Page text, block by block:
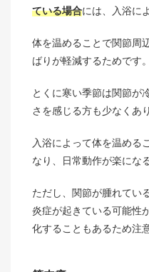
ている場合には、入浴に
体を温めることで関節周
ばりが軽減するためです。
とくに寒い季節は関節が
さを感じる方も少なくあ
入浴によって体を温める
なり、日常動作が楽にな
ただし、関節が腫れてい
炎症が起きている可能性
化することもあるため注